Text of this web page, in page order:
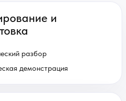
и
разбор
демонстрация